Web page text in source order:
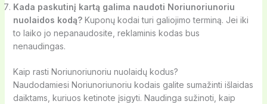
Kada paskutinį kartą galima naudoti Noriunoriunoriu
nuolaidos kodą?Kuponų kodai turi galiojimo terminą. Jei iki
to laiko jo nepanaudosite, reklaminis kodas bus
nenaudingas.
Kaip rasti Noriunoriunoriu nuolaidų kodus?
Naudodamiesi Noriunoriunoriu kodais galite sumažinti išlaidas
daiktams, kuriuos ketinote įsigyti. Naudinga sužinoti, kaip